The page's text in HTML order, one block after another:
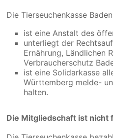
Die Tierseuchenkasse
ist eine Anstalt des
unterliegt der
Ernährung, Ländlichen
Verbraucherschutz
ist eine Solidarkasse
Württemberg melde-
halten.
Die Mitgliedschaft ist nicht